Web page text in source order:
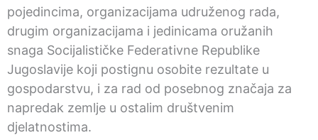
pojedincima, organizacijama udruženog rada,
drugim organizacijama i jedinicama oružanih
snaga Socijalističke Federativne Republike
Jugoslavije koji postignu osobite rezultate u
gospodarstvu, i za rad od posebnog značaja za
napredak zemlje u ostalim društvenim
djelatnostima.